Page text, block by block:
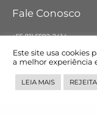
Fale Conosco
+55 (11) 5592-2414
Segunda – Sexta: 8h00 –
Siga-nos
Este site usa cookies
a melhor experiência
LEIA MAIS